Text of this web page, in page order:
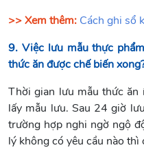
>> Xem thêm: Cách ghi sổ
9. Việc lưu mẫu thực
thức ăn được chế biến
Thời gian lưu mẫu thức
lấy mẫu lưu. Sau 24 giờ
trường hợp nghi ngờ ngộ
lý không có yêu cầu nào